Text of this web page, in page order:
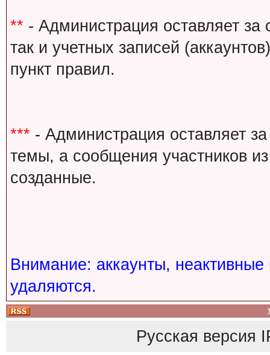
** - Администрация оставляет
так и учетных записей
пункт правил.
*** - Администрация оставляет
темы, а сообщения участников
созданные.
Внимание: аккаунты,
удаляются.
Русская версия